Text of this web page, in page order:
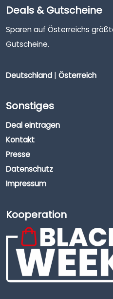
Deals & Gutscheine
Sparen auf Österreichs
Gutscheine.
Deutschland | Österreich
Sonstiges
Deal eintragen
Kontakt
Presse
Datenschutz
Impressum
Kooperation